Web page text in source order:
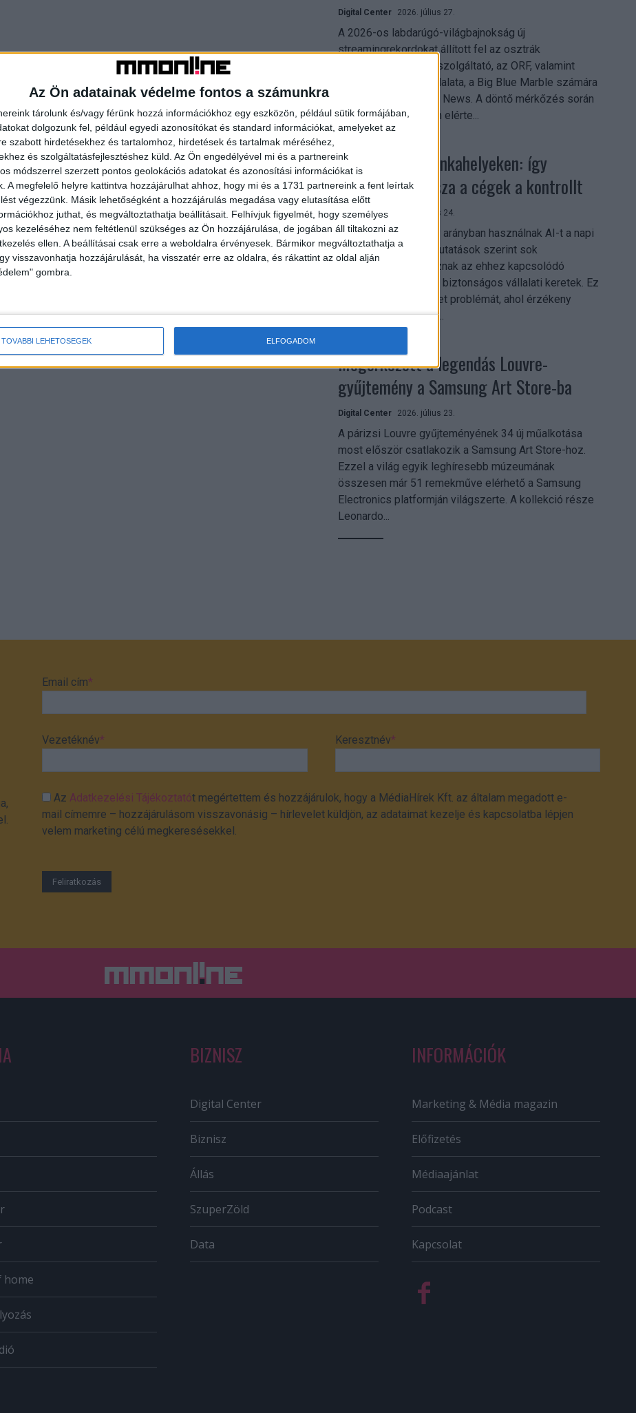
Az Ön adatainak védelme fontos a számunkra
tárolunk és/vagy férünk hozzá információkhoz egy eszközön, például sütik formájában,
dolgozunk fel, például egyedi azonosítókat és standard információkat, amelyeket az
szabott hirdetésekhez és tartalomhoz, hirdetések és tartalmak méréséhez,
és szolgáltatásfejlesztéshez küld. Az Ön engedélyével mi és a partnereink
módszerrel szerzett pontos geolokációs adatokat és azonosítási információkat is
A megfelelő helyre kattintva hozzájárulhat ahhoz, hogy mi és a 1731 partnereink a fent leírtak
végezzünk. Másik lehetőségként a hozzájárulás megadása vagy elutasítása előtt
juthat, és megváltoztathatja beállításait. Felhívjuk figyelmét, hogy személyes
kezeléséhez nem feltétlenül szükséges az Ön hozzájárulása, de jogában áll tiltakozni az
ellen. A beállításai csak erre a weboldalra érvényesek. Bármikor megváltoztathatja a
visszavonhatja hozzájárulását, ha visszatér erre az oldalra, és rákattint az oldal alján
gombra.
TOVÁBBI LEHETŐSÉGEK ELFOGADOM
Digital Center 2026. július 27.
A 2026-os labdarúgó-világbajnokság új
streamingrekordokat állított fel az osztrák
közszolgálati műsorszolgáltató, az ORF, valamint
technológiai leányvállalata, a Big Blue Marble számára
– írja a Broadband TV News. A döntő mérkőzés során
az átlagos nézőszám elérte...
Shadow AI a munkahelyeken: így
szerezhetik vissza a cégek a kontrollt
Digital Center 2026. július 24.
A munkavállalók nagy arányban használnak AI-t a napi
munkában, ám friss kutatások szerint sok
szervezetnél hiányoznak az ehhez kapcsolódó
világos irányelvek és biztonságos vállalati keretek. Ez
különösen ott jelenthet problémát, ahol érzékeny
üzleti információkkal...
Megérkezett a legendás Louvre-
gyűjtemény a Samsung Art Store-ba
Digital Center 2026. július 23.
A párizsi Louvre gyűjteményének 34 új műalkotása
most először csatlakozik a Samsung Art Store-hoz.
Ezzel a világ egyik leghíresebb múzeumának
összesen már 51 remekműve elérhető a Samsung
Electronics platformján világszerte. A kollekció része
Leonardo...
Email cím*
Vezetéknév* Keresztnév*
AzAdatkezelési Tájékoztatót megértettem és hozzájárulok, hogy a MédiaHírek Kft. az általam megadott e-
mail címemre – hozzájárulásom visszavonásig – hírlevelet küldjön, az adataimat kezelje és kapcsolatba lépjen
velem marketing célú megkeresésekkel.
home
BIZNISZ
Digital Center
Biznisz
Állás
SzuperZöld
Data
INFORMÁCIÓK
Marketing & Média magazin
Előfizetés
Médiaajánlat
Podcast
Kapcsolat